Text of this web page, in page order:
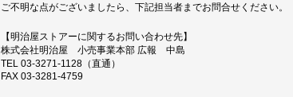
ご不明な点がございましたら、下記担当者までお問合せください。
【明治屋ストアーに関するお問い合わせ先】
株式会社明治屋 小売事業本部 広報 中島
TEL 03-3271-1128（直通）
FAX 03-3281-4759